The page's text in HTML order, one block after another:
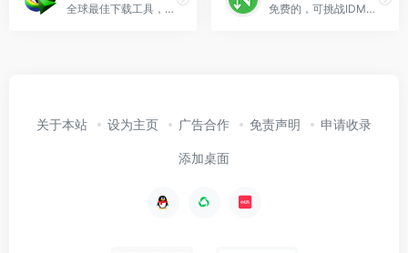
全球最佳下载工具，该软件提升你的下载速度最多达5倍！ 免费的，可挑战IDM的下载神器~
关于本站 设为主页 广告合作 免责声明 申请收录
添加桌面